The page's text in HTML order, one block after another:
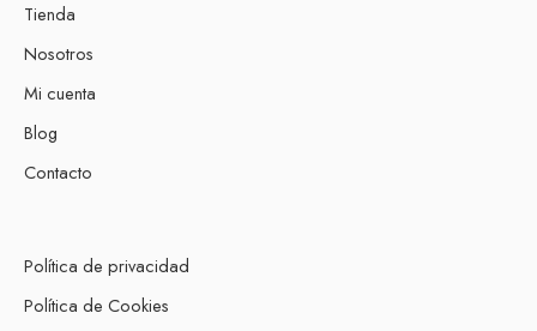
Tienda
Nosotros
Mi cuenta
Blog
Contacto
Política de privacidad
Política de Cookies